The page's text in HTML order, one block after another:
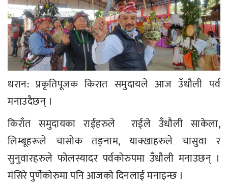
धरान: प्रकृतिपूजक किरात समुदायले आज उँधौली पर्व
मनाउदैछन् ।
किराँत समुदायका राईहरुले राईले उँधौली साकेला,
लिम्बूहरूले चासोक तङ्नाम, याक्खाहरुले चासुवा र
सुनुवारहरुले फोलस्यादर पर्वकोरुपमा उँधौली मनाउछन् ।
मंसिरे पुर्णेकोरुमा पनि आजको दिनलाई मनाइन्छ ।